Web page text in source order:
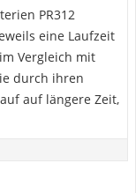
PR312
eine Laufzeit
Vergleich mit
durch ihren
auf längere Zeit,